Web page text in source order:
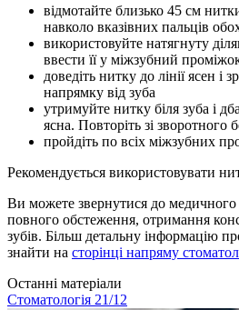
відмотайте близько 45 см
навколо вказівних пальців
використовуйте натягнуту
ввести її у міжзубний
доведіть нитку до лінії ясен і
напрямку від зуба
утримуйте нитку біля зуба і
ясна. Повторіть зі зворотного
пройдіть по всіх міжзубних
Рекомендується використовувати
Ви можете звернутися до медичного
повного обстеження, отримання
зубів. Більш детальну інформацію
знайти на сторінці напряму
Останні матеріали
Стоматологія 21/12